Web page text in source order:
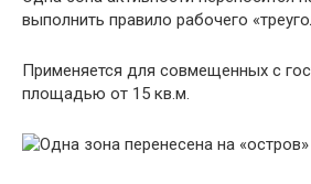
выполнить правило рабочего
Применяется для совмещенных с
площадью от 15 кв.м.